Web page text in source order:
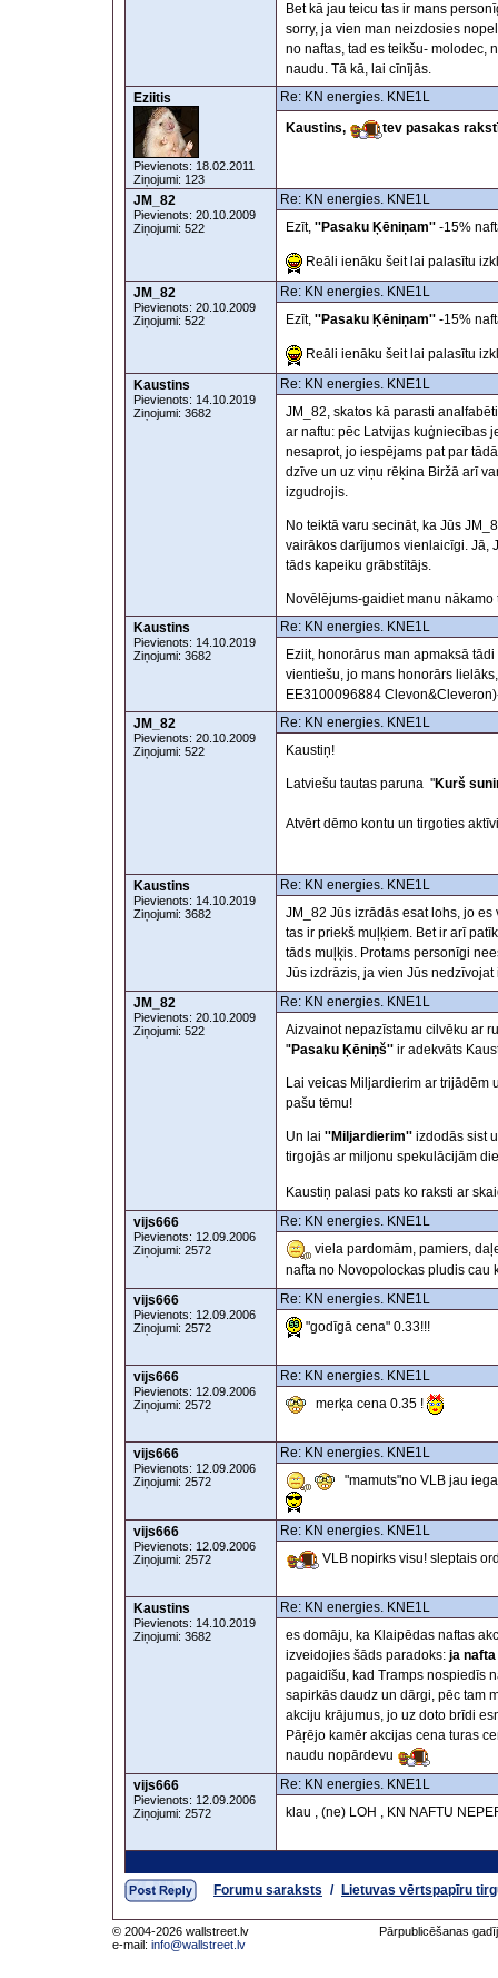
Bet kā jau teicu tas ir mans
sorry, ja vien man neizdosies
no naftas, tad es teikšu- molodec,
naudu. Tā kā, lai cīnījās.
Eziitis
Pievienots: 18.02.2011
Ziņojumi: 123
Re: KN energies. KNE1L
Kaustins,
tev pasakas
JM_82
Pievienots: 20.10.2009
Ziņojumi: 522
Re: KN energies. KNE1L
Ezīt, ''Pasaku Ķēniņam'' -15%
Reāli ienāku šeit lai palasītu
JM_82
Pievienots: 20.10.2009
Ziņojumi: 522
Re: KN energies. KNE1L
Ezīt, ''Pasaku Ķēniņam'' -15%
Reāli ienāku šeit lai palasītu
Kaustins
Pievienots: 14.10.2019
Ziņojumi: 3682
Re: KN energies. KNE1L
JM_82, skatos kā parasti
ar naftu: pēc Latvijas kuģniecības
nesaprot, jo iespējams pat par
dzīve un uz viņu rēķina Biržā arī
izgudrojis.
No teiktā varu secināt, ka Jūs
vairākos darījumos vienlaicīgi. Jā,
tāds kapeiku grābstītājs.
Novēlējums-gaidiet manu nākamo
Kaustins
Pievienots: 14.10.2019
Ziņojumi: 3682
Re: KN energies. KNE1L
Eziit, honorārus man apmaksā
vientiešu, jo mans honorārs
EE3100096884
JM_82
Pievienots: 20.10.2009
Ziņojumi: 522
Re: KN energies. KNE1L
Kaustiņ!
Latviešu tautas paruna ''Kurš
Atvērt dēmo kontu un tirgoties
Kaustins
Pievienots: 14.10.2019
Ziņojumi: 3682
Re: KN energies. KNE1L
JM_82 Jūs izrādās esat lohs, jo
tas ir priekš muļķiem. Bet ir arī
tāds muļķis. Protams personīgi
Jūs izdrāzis, ja vien Jūs
JM_82
Pievienots: 20.10.2009
Ziņojumi: 522
Re: KN energies. KNE1L
Aizvainot nepazīstamu cilvēku ar
''Pasaku Ķēniņš'' ir adekvāts
Lai veicas Miljardierim ar trijādēm
pašu tēmu!
Un lai ''Miljardierim'' izdodās sist
tirgojās ar miljonu spekulācijām
Kaustiņ palasi pats ko raksti ar
vijs666
Pievienots: 12.09.2006
Ziņojumi: 2572
Re: KN energies. KNE1L
viela pardomām, pamiers,
nafta no Novopolockas pludis cau
vijs666
Pievienots: 12.09.2006
Ziņojumi: 2572
Re: KN energies. KNE1L
"godīgā cena" 0.33!!!
vijs666
Pievienots: 12.09.2006
Ziņojumi: 2572
Re: KN energies. KNE1L
merķa cena 0.35 !
vijs666
Pievienots: 12.09.2006
Ziņojumi: 2572
Re: KN energies. KNE1L
"mamuts"no VLB jau
vijs666
Pievienots: 12.09.2006
Ziņojumi: 2572
Re: KN energies. KNE1L
VLB nopirks visu! sleptais
Kaustins
Pievienots: 14.10.2019
Ziņojumi: 3682
Re: KN energies. KNE1L
es domāju, ka Klaipēdas naftas
izveidojies šāds paradoks: ja
pagaidīšu, kad Tramps nospiedīs
sapirkās daudz un dārgi, pēc tam
akciju krājumus, jo uz doto brīdi
Pāŗējo kamēr akcijas cena turas
naudu nopārdevu
vijs666
Pievienots: 12.09.2006
Ziņojumi: 2572
Re: KN energies. KNE1L
klau , (ne) LOH , KN NAFTU
Forumu saraksts / Lietuvas vērtspapīru
© 2004-2026 wallstreet.lv
e-mail: info@wallstreet.lv
Pārpublicēšanas